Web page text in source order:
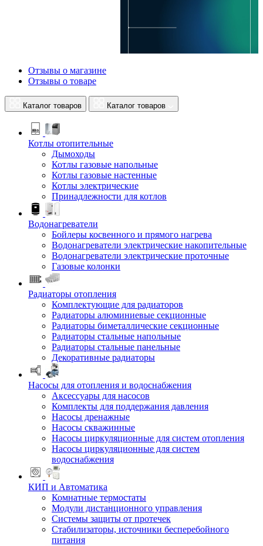
Отзывы о магазине
Отзывы о товаре
Каталог товаров Каталог товаров
Котлы отопительные
Дымоходы
Котлы газовые напольные
Котлы газовые настенные
Котлы электрические
Принадлежности для котлов
Водонагреватели
Бойлеры косвенного и прямого нагрева
Водонагреватели электрические накопительные
Водонагреватели электрические проточные
Газовые колонки
Радиаторы отопления
Комплектующие для радиаторов
Радиаторы алюминиевые секционные
Радиаторы биметаллические секционные
Радиаторы стальные напольные
Радиаторы стальные панельные
Декоративные радиаторы
Насосы для отопления и водоснабжения
Аксессуары для насосов
Комплекты для поддержания давления
Насосы дренажные
Насосы скважинные
Насосы циркуляционные для систем отопления
Насосы циркуляционные для систем
водоснабжения
КИП и Автоматика
Комнатные термостаты
Модули дистанционного управления
Системы защиты от протечек
Стабилизаторы, источники бесперебойного
питания